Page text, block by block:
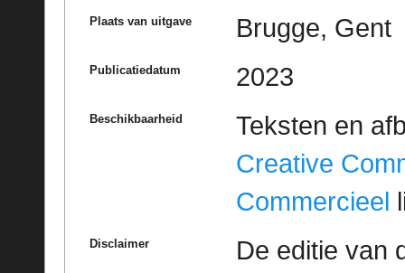
Plaats van uitgave Brugge, Gent
Publicatiedatum 2023
Beschikbaarheid
Teksten en
Creative
Commercieel
Disclaimer
De editie van